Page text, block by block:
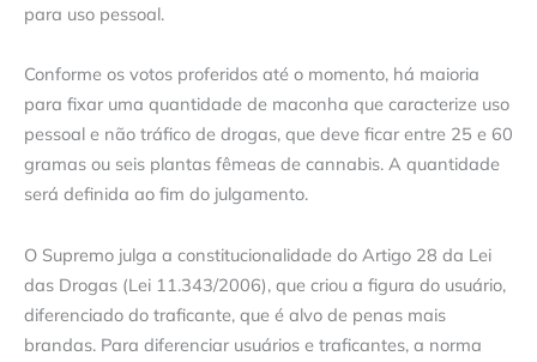
para uso pessoal.
Conforme os votos proferidos até o momento, há maioria
para fixar uma quantidade de maconha que caracterize uso
pessoal e não tráfico de drogas, que deve ficar entre 25 e 60
gramas ou seis plantas fêmeas de cannabis. A quantidade
será definida ao fim do julgamento.
O Supremo julga a constitucionalidade do Artigo 28 da Lei
das Drogas (Lei 11.343/2006), que criou a figura do usuário,
diferenciado do traficante, que é alvo de penas mais
brandas. Para diferenciar usuários e traficantes, a norma